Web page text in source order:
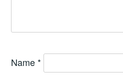
Name *